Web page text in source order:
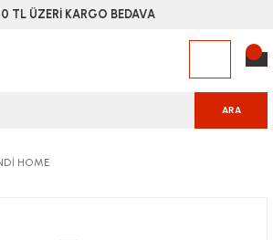
TL ÜZERİ KARGO BEDAVA
ARA
HOME